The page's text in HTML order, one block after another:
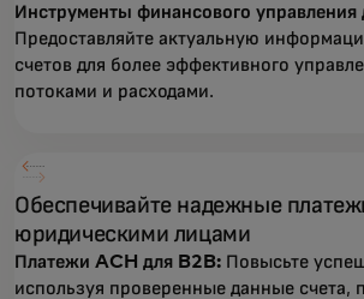
Инструменты финансового
Предоставляйте актуальную
счетов для более эффективного
потоками и расходами.
Обеспечивайте надежные
юридическими лицами
Платежи ACH для B2B: Повысьте
используя проверенные данные счета,